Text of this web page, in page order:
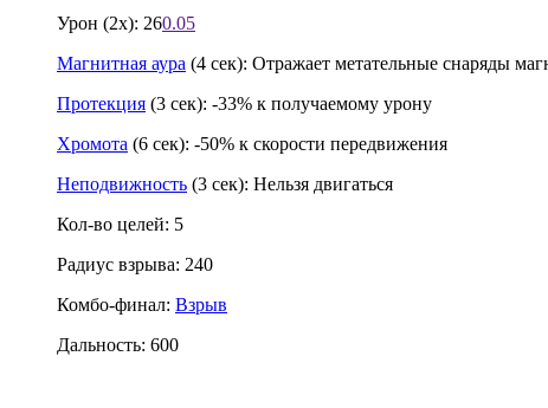
Урон (2x): 260.05
Магнитная аура (4 сек): Отражает метательные снаряды
Протекция (3 сек): -33% к получаемому урону
Хромота (6 сек): -50% к скорости передвижения
Неподвижность (3 сек): Нельзя двигаться
Кол-во целей: 5
Радиус взрыва: 240
Комбо-финал: Взрыв
Дальность: 600